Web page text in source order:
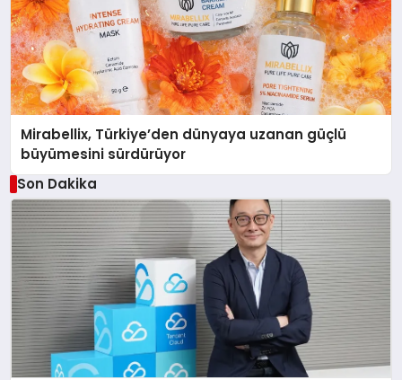
Mirabellix, Türkiye’den dünyaya uzanan güçlü
büyümesini sürdürüyor
Son Dakika